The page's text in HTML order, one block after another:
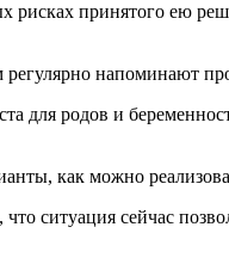
рисках принятого ею
напоминают
для родов и
как можно
ситуация сейчас